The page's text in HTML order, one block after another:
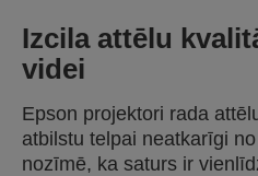
Izcila attēlu
videi
Epson projektori rada
atbilstu telpai neatkarīgi
nozīmē, ka saturs ir